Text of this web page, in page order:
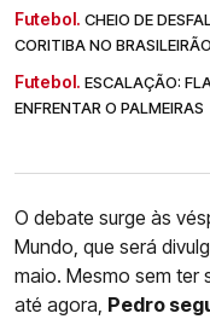
Futebol. CHEIO DE
CORITIBA NO BRASILEIRÃO
Futebol. ESCALAÇÃO:
ENFRENTAR O PALMEIRAS
O debate surge às
Mundo, que será
maio. Mesmo sem ter
até agora, Pedro